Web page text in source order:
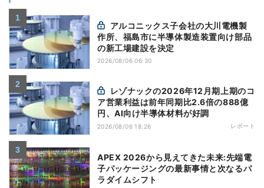
作所、福島市に半導体製造装置向け部品
の新工場建設を決定
2026/08/06 06:30
ア営業利益は前年同期比2.6倍の888億
円、AI向け半導体材料が好調
2026/08/06 18:26 レポート
APEX 2026から見えてきた未来:先端電
子パッケージングの最新事情と次なるパ
ラダイムシフト